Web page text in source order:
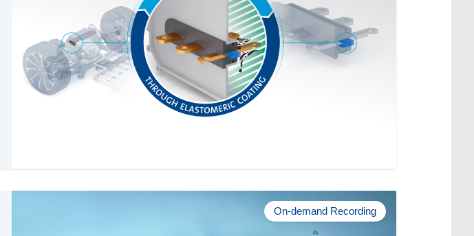
On-demand Recording